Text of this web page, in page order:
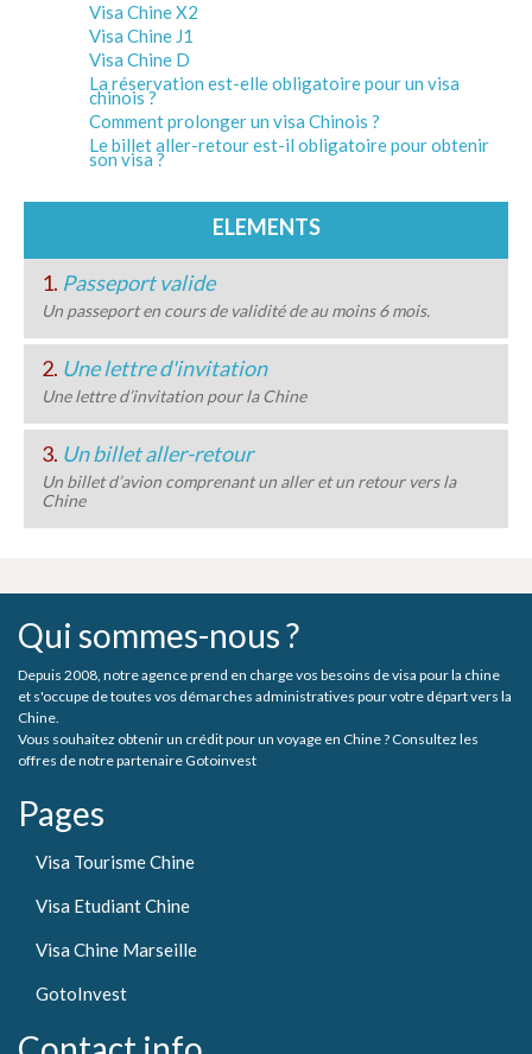
Visa Chine X2
Visa Chine J1
Visa Chine D
La réservation est-elle obligatoire pour un visa
chinois ?
Comment prolonger un visa Chinois ?
Le billet aller-retour est-il obligatoire pour obtenir
son visa ?
ELEMENTS
1. Passeport valide
Un passeport en cours de validité de au moins 6 mois.
2. Une lettre d'invitation
Une lettre d’invitation pour la Chine
3. Un billet aller-retour
Un billet d’avion comprenant un aller et un retour vers la
Chine
Qui sommes-nous ?
Depuis 2008, notre agence prend en charge vos besoins de visa pour la chine
et s'occupe de toutes vos démarches administratives pour votre départ vers la
Chine.
Vous souhaitez obtenir un crédit pour un voyage en Chine ? Consultez les
offres de notre partenaire Gotoinvest
Pages
Visa Tourisme Chine
Visa Etudiant Chine
Visa Chine Marseille
GotoInvest